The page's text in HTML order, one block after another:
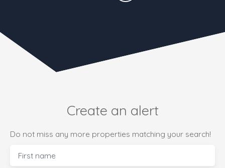
Create an alert
Do not miss any more properties matching your search!
First name